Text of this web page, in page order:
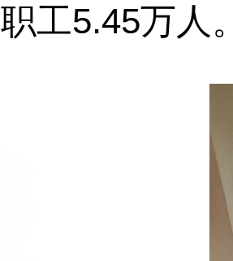
职工5.45万人